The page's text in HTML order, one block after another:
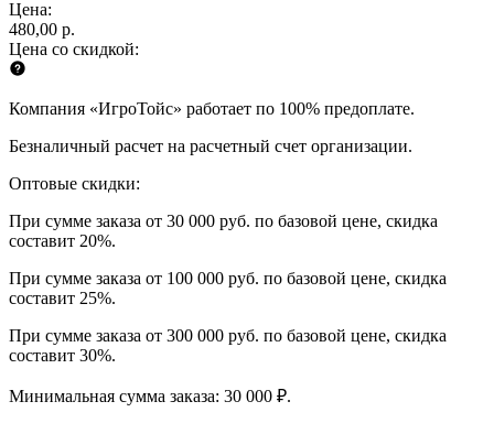
Цена:
480,00 р.
Цена со скидкой:
Компания «ИгроТойс» работает по 100% предоплате.
Безналичный расчет на расчетный счет организации.
Оптовые скидки:
При сумме заказа от 30 000 руб. по базовой цене, скидка
составит 20%.
При сумме заказа от 100 000 руб. по базовой цене, скидка
составит 25%.
При сумме заказа от 300 000 руб. по базовой цене, скидка
составит 30%.
Минимальная сумма заказа: 30 000 ₽.